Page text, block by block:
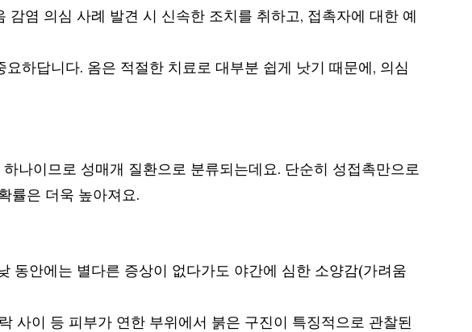
염 의심 사례 발견 시 신속한 조치를 취하고, 접촉자에 대한 예
하답니다. 옴은 적절한 치료로 대부분 쉽게 낫기 때문에, 의심
나이므로 성매개 질환으로 분류되는데요. 단순히 성접촉만으로
률은 더욱 높아져요.
동안에는 별다른 증상이 없다가도 야간에 심한 소양감(가려움
사이 등 피부가 연한 부위에서 붉은 구진이 특징적으로 관찰된